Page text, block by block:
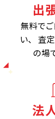
出
無料で
い、
査
の場
法